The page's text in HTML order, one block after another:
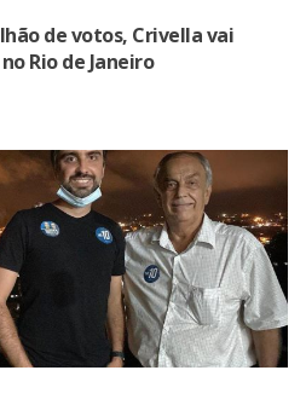
de votos, Crivella vai
Rio de Janeiro